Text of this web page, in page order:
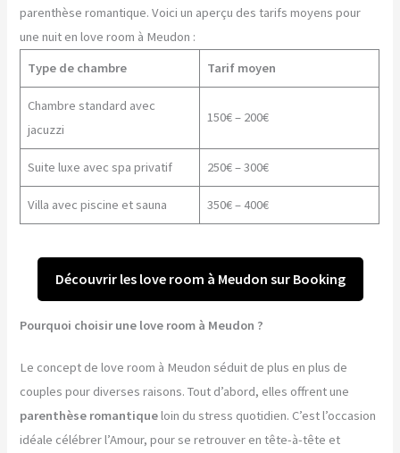
parenthèse romantique. Voici un aperçu des tarifs moyens pour
une nuit en love room à Meudon :
Type de chambre
Tarif moyen
Chambre standard avec
jacuzzi
150€ – 200€
Suite luxe avec spa privatif 250€ – 300€
Villa avec piscine et sauna 350€ – 400€
Découvrir les love room à Meudon sur Booking
Pourquoi choisir une love room à Meudon ?
Le concept de love room à Meudon séduit de plus en plus de
couples pour diverses raisons. Tout d’abord, elles offrent une
parenthèse romantiqueloin du stress quotidien. C’est l’occasion
idéale célébrer l’Amour, pour se retrouver en tête-à-tête et